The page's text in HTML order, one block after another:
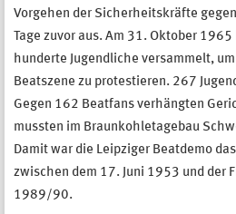
Vorgehen der Sicherheitskräfte
Tage zuvor aus. Am 31. Oktober
hunderte Jugendliche versammelt,
Beatszene zu protestieren. 267
Gegen 162 Beatfans verhängten
mussten im Braunkohletagebau
Damit war die Leipziger Beatdemo
zwischen dem 17. Juni 1953 und der
1989/90.